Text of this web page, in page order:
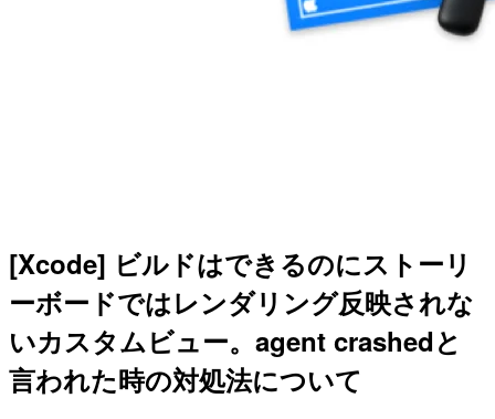
[Xcode] ビルドはできるのにストーリ
ーボードではレンダリング反映されな
いカスタムビュー。agent crashedと
言われた時の対処法について